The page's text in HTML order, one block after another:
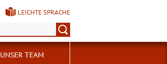
LEICHTE SPRACHE
UNSER TEAM